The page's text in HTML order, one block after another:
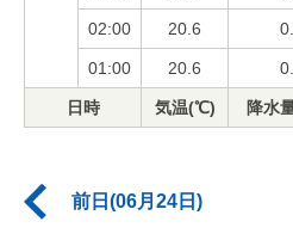
02:00 20.6
01:00 20.6
日時 気温(℃) 降水
前日(06月24日)